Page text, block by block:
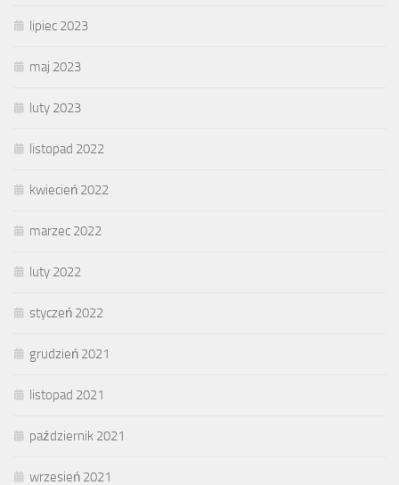
lipiec 2023
maj 2023
luty 2023
listopad 2022
kwiecień 2022
marzec 2022
luty 2022
styczeń 2022
grudzień 2021
listopad 2021
październik 2021
wrzesień 2021